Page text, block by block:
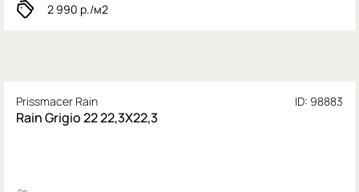
2 990 р./м2
Prissmacer Rain ID: 98883
Rain Grigio 22 22,3X22,3